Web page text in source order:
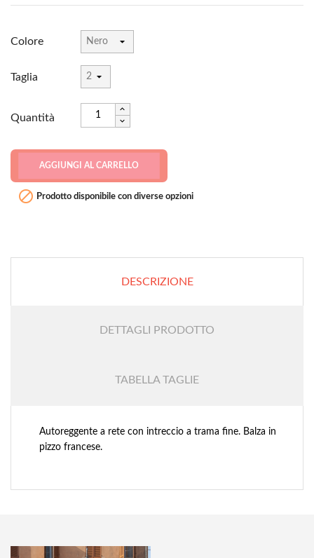
Colore
Taglia
Quantità
AGGIUNGI AL CARRELLO
 Prodotto disponibile con diverse opzioni
DESCRIZIONE
DETTAGLI PRODOTTO
TABELLA TAGLIE
Autoreggente a rete con intreccio a trama fine. Balza in
pizzo francese.